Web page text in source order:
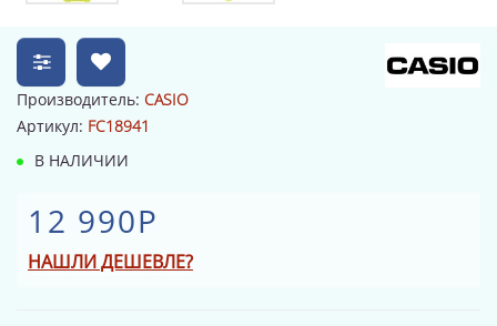
Производитель: CASIO
Артикул: FC18941
В НАЛИЧИИ
12 990Р
НАШЛИ ДЕШЕВЛЕ?